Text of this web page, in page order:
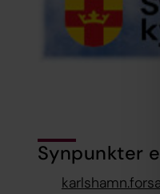
Synpunkter